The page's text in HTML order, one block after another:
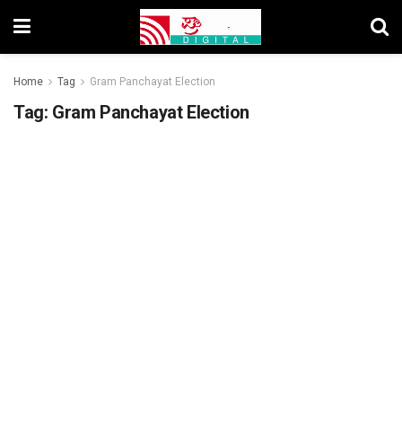
Home Tag Gram Panchayat Election
Tag: Gram Panchayat Election